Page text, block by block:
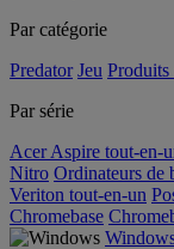
Par catégorie
Predator Jeu Produits
Par série
Acer Aspire tout-en-
Nitro Ordinateurs de
Veriton tout-en-un
Chromebase